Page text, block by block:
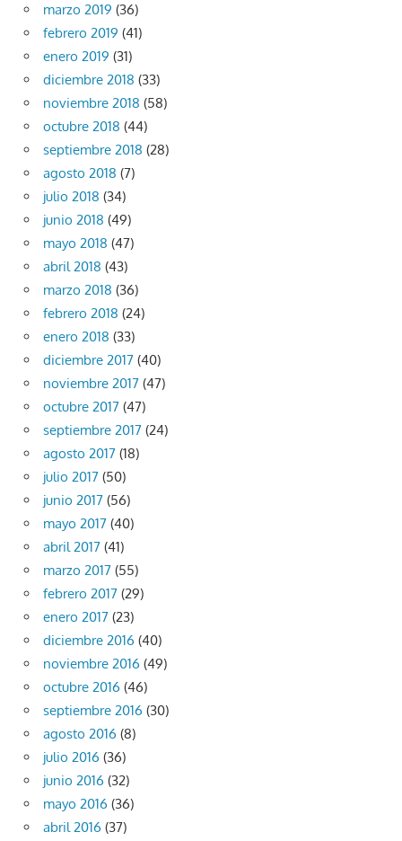
marzo 2019 (36)
febrero 2019 (41)
enero 2019 (31)
diciembre 2018 (33)
noviembre 2018 (58)
octubre 2018 (44)
septiembre 2018 (28)
agosto 2018 (7)
julio 2018 (34)
junio 2018 (49)
mayo 2018 (47)
abril 2018 (43)
marzo 2018 (36)
febrero 2018 (24)
enero 2018 (33)
diciembre 2017 (40)
noviembre 2017 (47)
octubre 2017 (47)
septiembre 2017 (24)
agosto 2017 (18)
julio 2017 (50)
junio 2017 (56)
mayo 2017 (40)
abril 2017 (41)
marzo 2017 (55)
febrero 2017 (29)
enero 2017 (23)
diciembre 2016 (40)
noviembre 2016 (49)
octubre 2016 (46)
septiembre 2016 (30)
agosto 2016 (8)
julio 2016 (36)
junio 2016 (32)
mayo 2016 (36)
abril 2016 (37)